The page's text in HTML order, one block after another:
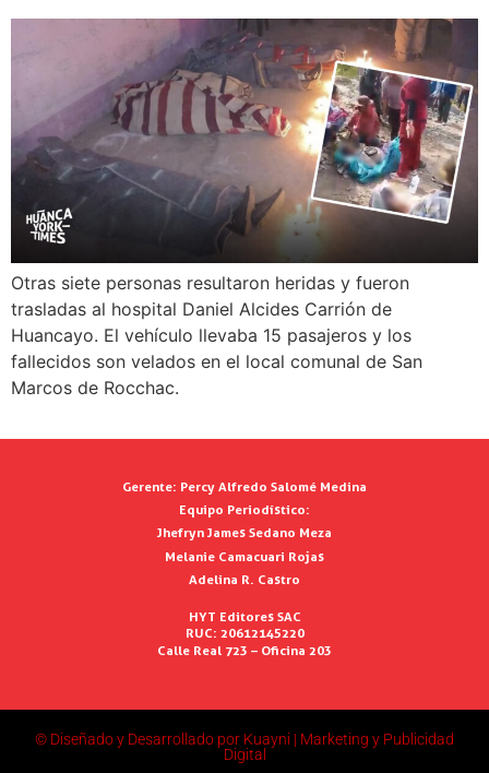
Otras siete personas resultaron heridas y fueron
trasladas al hospital Daniel Alcides Carrión de
Huancayo. El vehículo llevaba 15 pasajeros y los
fallecidos son velados en el local comunal de San
Marcos de Rocchac.
Gerente: Percy Alfredo Salomé Medina
Equipo Periodístico:
Jhefryn James Sedano Meza
Melanie Camacuari Rojas
Adelina R. Castro
HYT Editores SAC
RUC: 20612145220
Calle Real 723 – Oficina 203
© Diseñado y Desarrollado por Kuayni | Marketing y Publicidad
Digital